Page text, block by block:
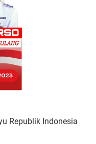
Republik Indonesia